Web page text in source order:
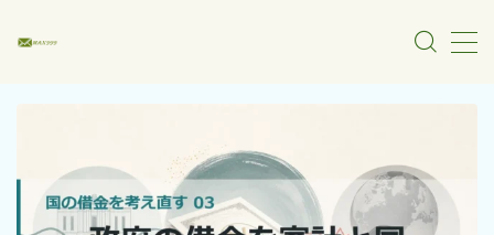
マクロ経済・財政金融